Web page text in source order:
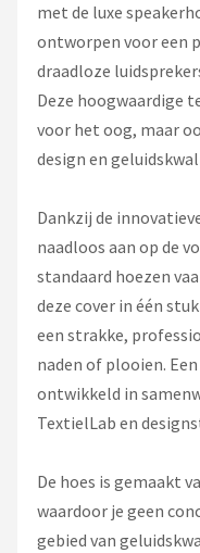
Dali
Carlinkit
met de luxe
ontworpen voor een
draadloze
Deze hoogwaardige
voor het oog, maar
design en
Dankzij de
naadloos aan op de
standaard hoezen
deze cover in één
een strakke,
naden of plooien.
ontwikkeld in
TextielLab en
De hoes is gemaakt
waardoor je geen
gebied van